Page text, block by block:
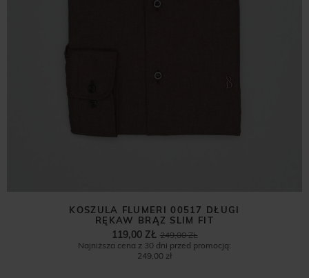
KOSZULA FLUMERI 00517 DŁUGI
RĘKAW BRĄZ SLIM FIT
249,00 ZŁ
119,00 ZŁ
Najniższa cena z 30 dni przed promocją:
249,00 zł